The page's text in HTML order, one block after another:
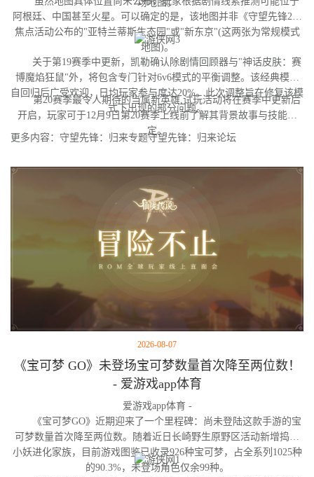
场地图。
阿根廷、中国甚至火星。可以确定的是，该地图并非《守望先锋2》
焦点活动公布的"亚特兰蒂斯生态园"或"新东京"(这两张为常规模式
地图)。
关于第19赛季中更新，凯勒确认除剧情回顾器与"神话皮肤：赛
博魔焰狂鼠"外，将包含专门针对6v6模式的平衡调整。该经典模式
自回归后广受欢迎，日均玩家参与度达20%。此次调整旨在修复该模
式下出现的部分问题。
第20赛季最令人期待的当属新英雄,试玩活动将在赛季中更新后
开启，玩家可于12月9日第20赛季上线前了解其背景故事与技能设
定。
更多内容：守望先锋：归来专题守望先锋：归来论坛
2026-08-07
《宝可梦 GO》未登场宝可梦数量首次降至两位数！
- 爱游戏app体育
爱游戏app体育 -
《宝可梦GO》近期迎来了一个里程碑：尚未登陆这款手游的宝
可梦数量首次降至两位数。随着近日长崎野生原野区活动新增捣蛋
小妖进化家族，目前游戏图鉴已收录926种宝可梦，占全系列1025种
的90.3%，未登场角色仅余99种。